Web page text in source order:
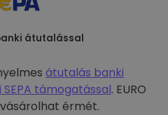
átutalással
átutalás banki
SEPA támogatással. EURO
érmét.